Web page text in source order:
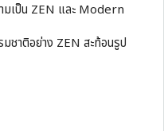
มเป็น ZEN และ Modern
ชาติอย่าง ZEN สะท้อนรูป